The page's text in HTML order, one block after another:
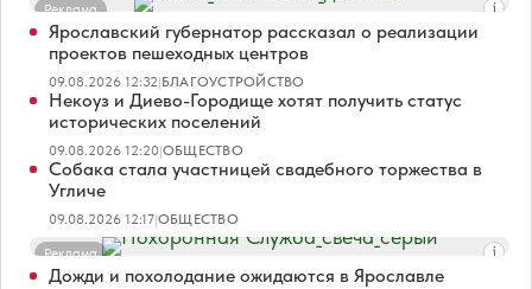
Реклама
Ярославский губернатор рассказал о реализации
проектов пешеходных центров
09.08.2026 12:32|БЛАГОУСТРОЙСТВО
Некоуз и Диево-Городище хотят получить статус
исторических поселений
09.08.2026 12:20|ОБЩЕСТВО
Собака стала участницей свадебного торжества в
Угличе
09.08.2026 12:17|ОБЩЕСТВО
Реклама
Дожди и похолодание ожидаются в Ярославле